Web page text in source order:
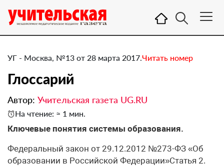
УГ - Москва, №13 от 28 марта 2017.Читать номер
​Глоссарий
Автор: Учительская газета UG.RU
На чтение: ≈ 1 мин.
Ключевые понятия системы образования.
Федеральный закон от 29.12.2012 №273-ФЗ «Об
образовании в Российской Федерации»Статья 2.